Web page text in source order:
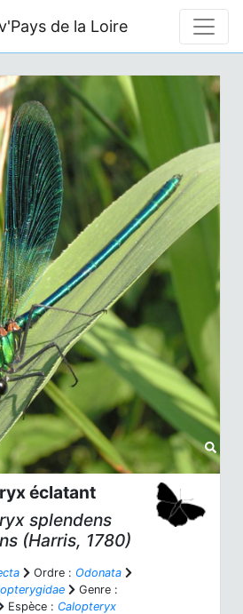
de la Loire
éclatant
splendens
(Harris, 1780)
Ordre : Odonata
Genre :
Espèce : Calopteryx